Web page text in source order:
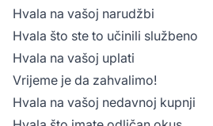
Hvala na vašoj narudžbi
Hvala što ste to učinili službeno
Hvala na vašoj uplati
Vrijeme je da zahvalimo!
Hvala na vašoj nedavnoj kupnji